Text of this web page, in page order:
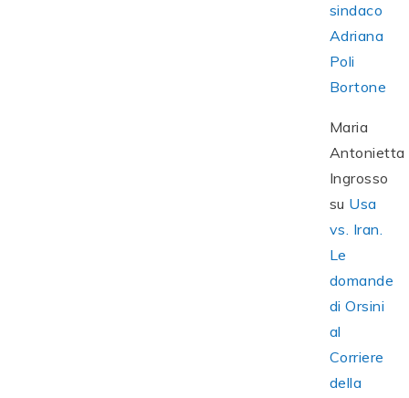
sindaco
Adriana
Poli
Bortone
Maria
Antonietta
Ingrosso
su Usa
vs. Iran.
Le
domande
di Orsini
al
Corriere
della